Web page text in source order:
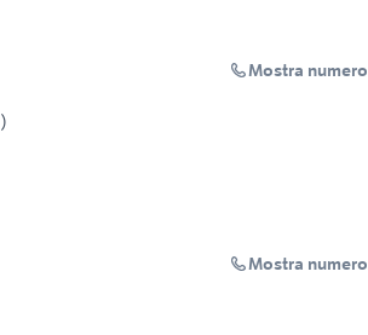
Mostra numero
Mostra numero